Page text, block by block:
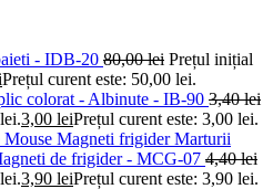
- IDB-20 80,00lei Prețul inițial
Prețul curent este: 50,00 lei.
colorat - Albinute - IB-90 3,40lei
3,00 leiPrețul curent este: 3,00 lei.
Marturii
de frigider - MCG-07 4,40lei
3,90 leiPrețul curent este: 3,90 lei.